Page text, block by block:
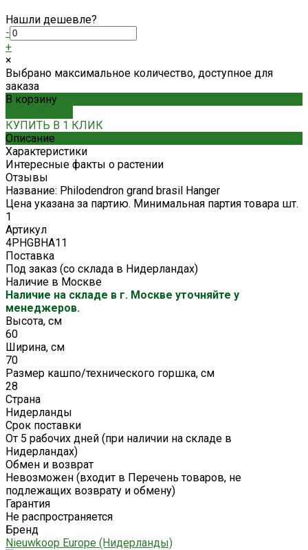
Нашли дешевле?
-
+
×
Выбрано максимальное количество, доступное для
заказа
В корзину
КУПИТЬ В 1 КЛИК
Описание
Характеристики
Интересные факты о растении
Отзывы
Название: Philodendron grand brasil Hanger
Цена указана за партию. Минимальная партия товара шт.
1
Артикул
4PHGBHA11
Поставка
Под заказ (со склада в Нидерландах)
Наличие в Москве
Наличие на складе в г. Москве уточняйте у
менеджеров.
Высота, см
60
Ширина, см
70
Размер кашпо/технического горшка, см
28
Страна
Нидерланды
Срок поставки
От 5 рабочих дней (при наличии на складе в
Нидерландах)
Обмен и возврат
Невозможен (входит в Перечень товаров, не
подлежащих возврату и обмену)
Гарантия
Не распространяется
Бренд
Nieuwkoop Europe (Нидерланды)